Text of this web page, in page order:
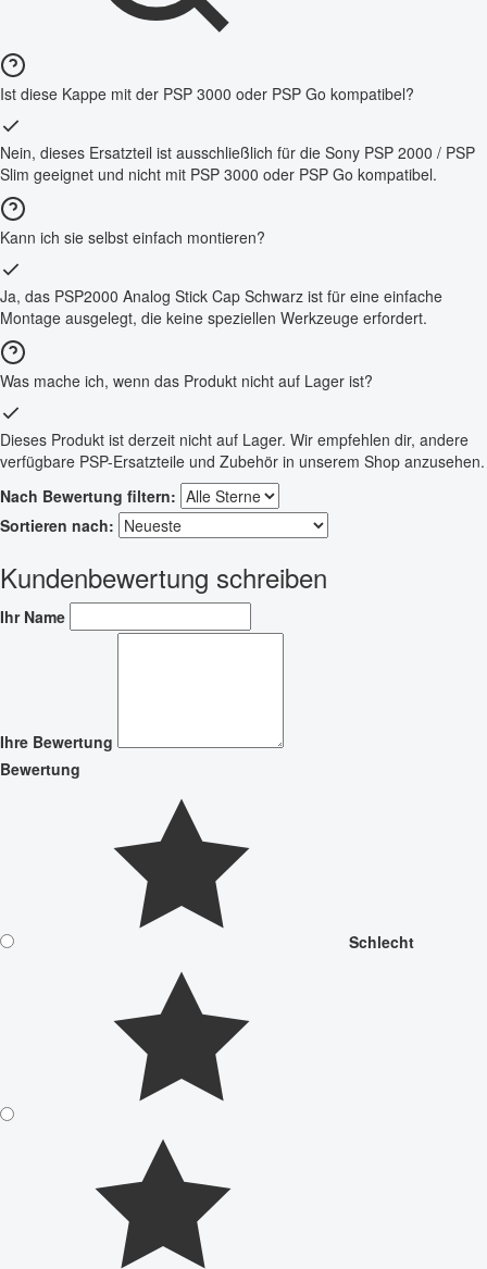
Ist diese Kappe mit der PSP 3000 oder PSP Go kompatibel?
Nein, dieses Ersatzteil ist ausschließlich für die Sony PSP 2000 / PSP
Slim geeignet und nicht mit PSP 3000 oder PSP Go kompatibel.
Kann ich sie selbst einfach montieren?
Ja, das PSP2000 Analog Stick Cap Schwarz ist für eine einfache
Montage ausgelegt, die keine speziellen Werkzeuge erfordert.
Was mache ich, wenn das Produkt nicht auf Lager ist?
Dieses Produkt ist derzeit nicht auf Lager. Wir empfehlen dir, andere
verfügbare PSP-Ersatzteile und Zubehör in unserem Shop anzusehen.
Nach Bewertung filtern:
Sortieren nach:
Kundenbewertung schreiben
Ihr Name
Ihre Bewertung
Bewertung
Schlecht